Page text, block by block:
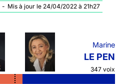
- Mis à jour le 24/04/2022 à 21h27
Marine
LE PEN
347 voix